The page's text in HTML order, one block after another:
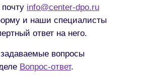
info@center-dpo.ru
и наши специалисты
ответ на него.
вопросы
Вопрос-ответ.